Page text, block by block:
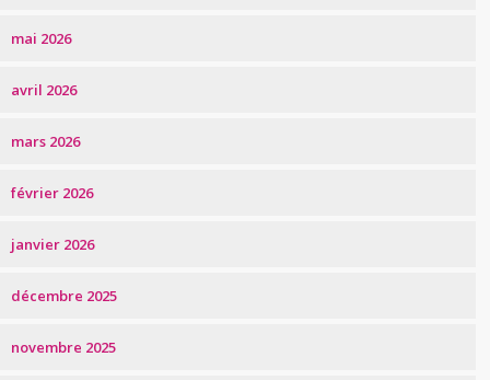
mai 2026
avril 2026
mars 2026
février 2026
janvier 2026
décembre 2025
novembre 2025